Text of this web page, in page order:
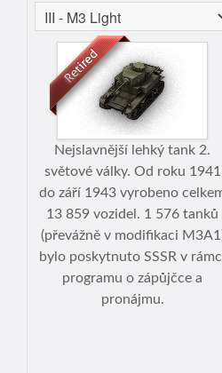
Nejslavnější lehký tank 2.
světové války. Od roku 1941
do září 1943 vyrobeno
13 859 vozidel. 1 576 tanků
(převážně v modifikaci
bylo poskytnuto SSSR v
programu o zápůjčce a
pronájmu.